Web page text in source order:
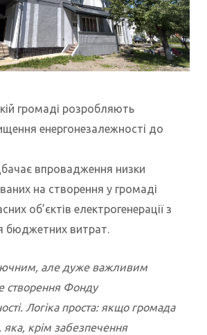
громаді розробляють
енергонезалежності до
впровадження низки
на створення у громаді
об’єктів електрогенерації з
бюджетних витрат.
але дуже важливим
створення Фонду
Логіка проста: якщо громада
крім забезпечення